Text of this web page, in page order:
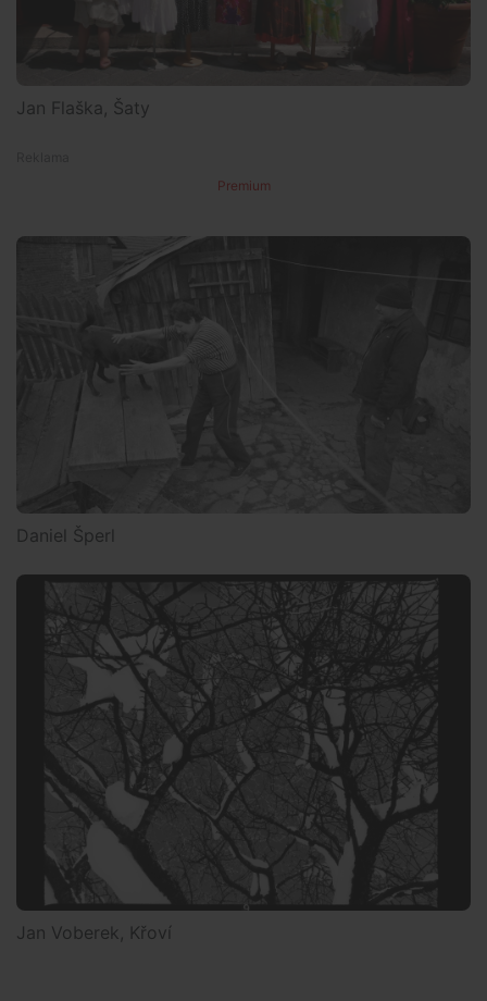
Jan Flaška, Šaty
Premium
Daniel Šperl
Jan Voberek, Křoví